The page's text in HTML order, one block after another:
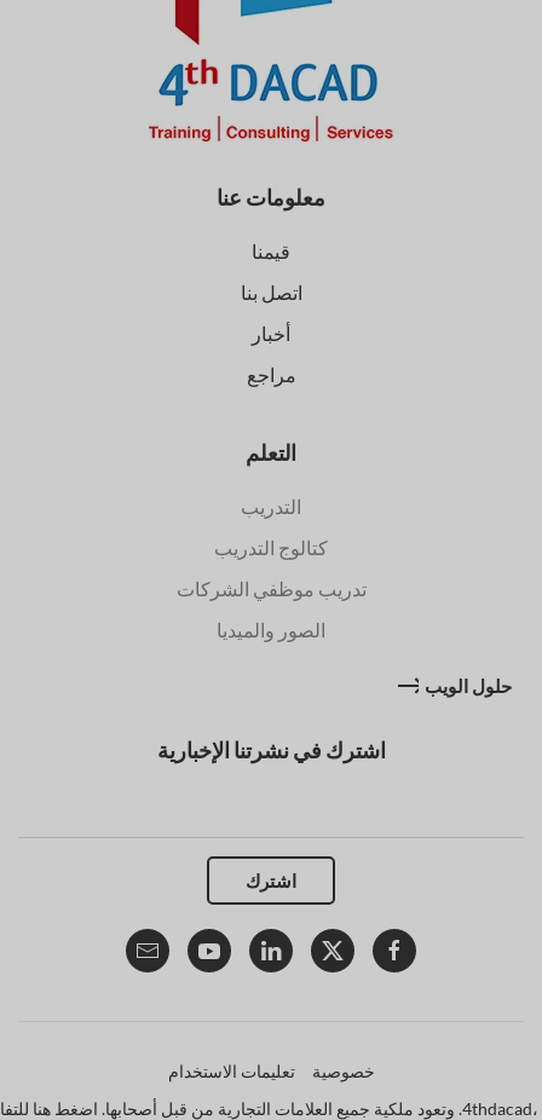
معلومات عنا
قيمنا
اتصل بنا
أخبار
مراجع
التعلم
التدريب
كتالوج التدريب
تدريب موظفي الشركات
الصور والميديا
حلول الويب
اشترك في نشرتنا الإخبارية
اشترك
خصوصية تعليمات الاستخدام